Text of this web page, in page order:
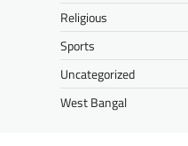
Religious
Sports
Uncategorized
West Bangal